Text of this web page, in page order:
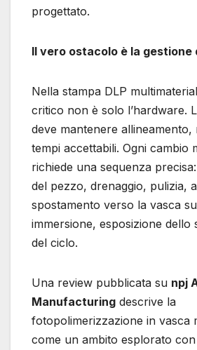
progettato.
Il vero ostacolo è la gestione
Nella stampa DLP
critico non è solo l’hardware.
deve mantenere allineamento,
tempi accettabili. Ogni cambio
richiede una sequenza
del pezzo, drenaggio, pulizia,
spostamento verso la vasca
immersione, esposizione dello
del ciclo.
Una review pubblicata su npj
Manufacturing descrive la
fotopolimerizzazione in vasca
come un ambito esplorato